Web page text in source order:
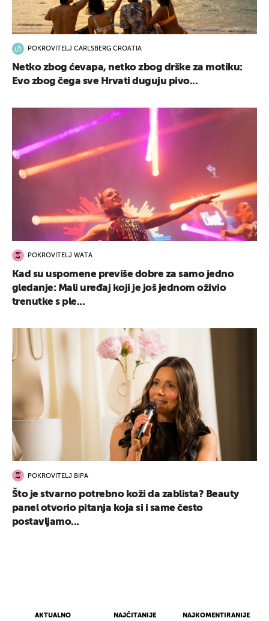
AKTUALNO NAJČITANIJE NAJKOMENTIRANIJE
POKROVITELJ CARLSBERG CROATIA
Netko zbog ćevapa, netko zbog drške za motiku:
Evo zbog čega sve Hrvati duguju pivo...
POKROVITELJ WATA
Kad su uspomene previše dobre za samo jedno
gledanje: Mali uređaj koji je još jednom oživio
trenutke s ple...
POKROVITELJ BIPA
Što je stvarno potrebno koži da zablista? Beauty
panel otvorio pitanja koja si i same često
postavljamo...